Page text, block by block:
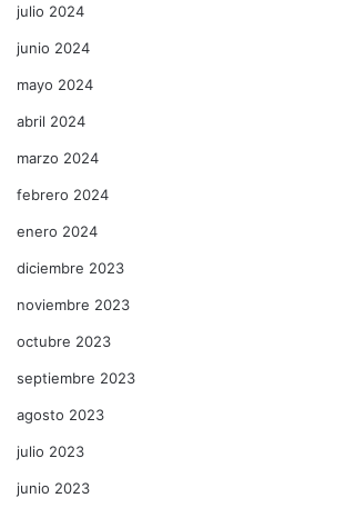
julio 2024
junio 2024
mayo 2024
abril 2024
marzo 2024
febrero 2024
enero 2024
diciembre 2023
noviembre 2023
octubre 2023
septiembre 2023
agosto 2023
julio 2023
junio 2023